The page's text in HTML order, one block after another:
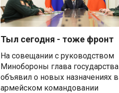
Тыл сегодня - тоже фронт
На совещании с руководством
Минобороны глава государства
объявил о новых назначениях в
армейском командовании